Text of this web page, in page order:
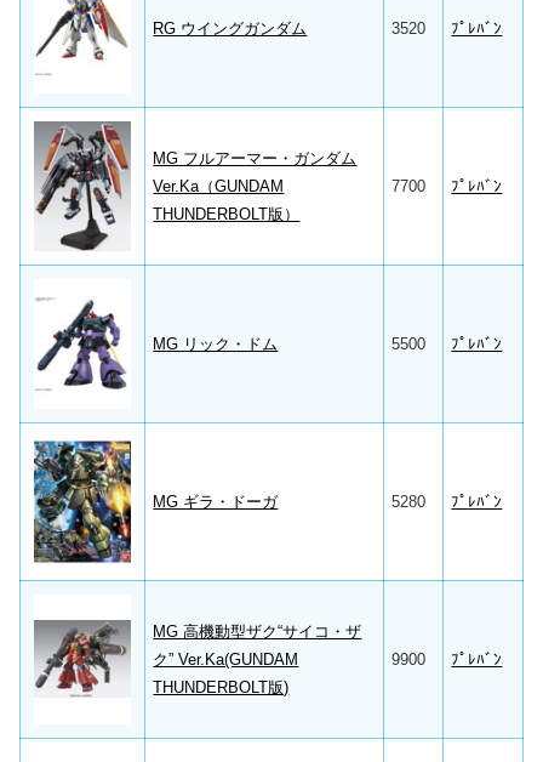
RG ウイングガンダム 3520 ﾌﾟﾚﾊﾞﾝ
MG フルアーマー・ガンダム
Ver.Ka（GUNDAM
THUNDERBOLT版）
7700 ﾌﾟﾚﾊﾞﾝ
MG リック・ドム 5500 ﾌﾟﾚﾊﾞﾝ
MG ギラ・ドーガ 5280 ﾌﾟﾚﾊﾞﾝ
MG 高機動型ザク“サイコ・ザ
ク” Ver.Ka(GUNDAM
THUNDERBOLT版)
9900 ﾌﾟﾚﾊﾞﾝ